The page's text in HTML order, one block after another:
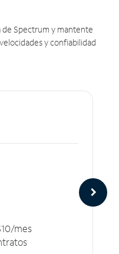
Spectrum y mantente
y confiabilidad
mes